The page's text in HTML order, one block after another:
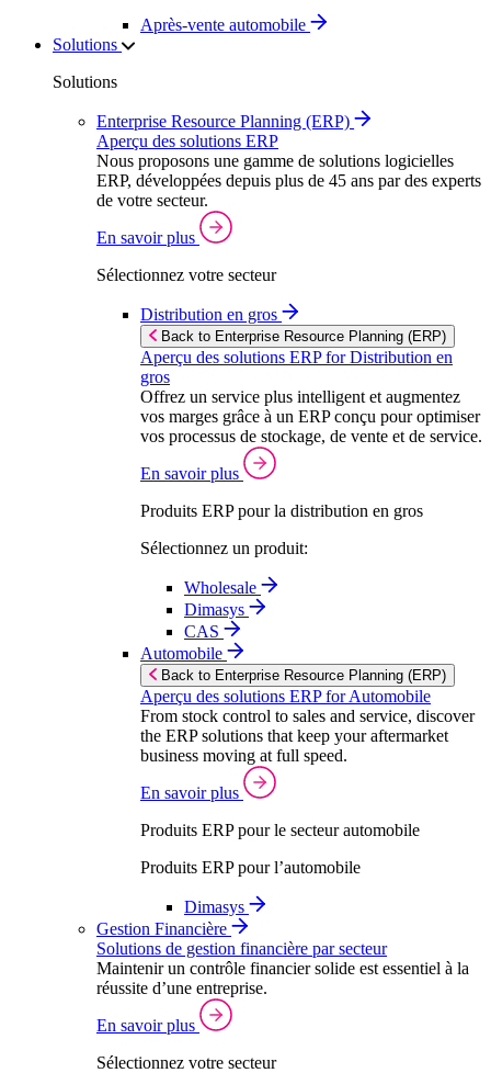
Après‑vente automobile
Solutions
Solutions
Enterprise Resource Planning (ERP)
Aperçu des solutions ERP
Nous proposons une gamme de solutions logicielles
ERP, développées depuis plus de 45 ans par des experts
de votre secteur.
En savoir plus
Sélectionnez votre secteur
Distribution en gros
Back to Enterprise Resource Planning (ERP)
Aperçu des solutions ERP for Distribution en
gros
Offrez un service plus intelligent et augmentez
vos marges grâce à un ERP conçu pour optimiser
vos processus de stockage, de vente et de service.
En savoir plus
Produits ERP pour la distribution en gros
Sélectionnez un produit:
Wholesale
Dimasys
CAS
Automobile
Back to Enterprise Resource Planning (ERP)
Aperçu des solutions ERP for Automobile
From stock control to sales and service, discover
the ERP solutions that keep your aftermarket
business moving at full speed.
En savoir plus
Produits ERP pour le secteur automobile
Produits ERP pour l’automobile
Dimasys
Gestion Financière
Solutions de gestion financière par secteur
Maintenir un contrôle financier solide est essentiel à la
réussite d’une entreprise.
En savoir plus
Sélectionnez votre secteur